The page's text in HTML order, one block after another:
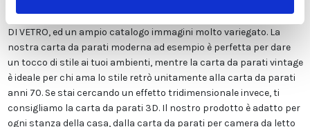
di finiture tra cui LISCIA CLASSICA, TELA CANVAS, ADESIVA o FIBRA
DI VETRO, ed un ampio catalogo immagini molto variegato. La
nostra carta da parati moderna ad esempio è perfetta per dare
un tocco di stile ai tuoi ambienti, mentre la carta da parati vintage
è ideale per chi ama lo stile retrò unitamente alla carta da parati
anni 70. Se stai cercando un effetto tridimensionale invece, ti
consigliamo la carta da parati 3D. Il nostro prodotto è adatto per
ogni stanza della casa, dalla carta da parati per camera da letto